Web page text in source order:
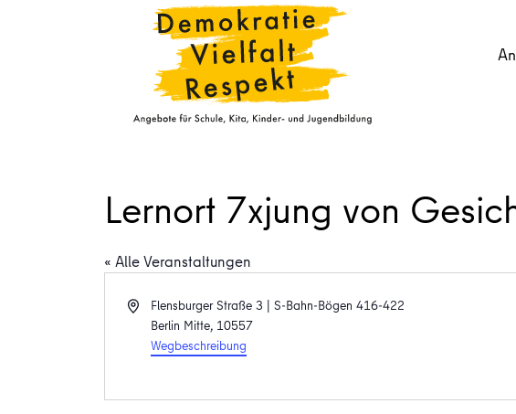
Lernort 7xjung von
« Alle Veranstaltungen
AdresseFlensburger Straße 3 | S-Bahn-Bögen 416-422
Berlin Mitte, 10557
Wegbeschreibung